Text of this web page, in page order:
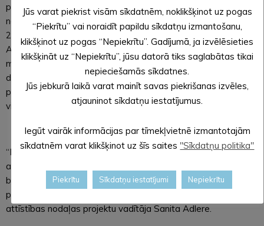
pašvaldība ir organizējusi telpu nomas izsoles un ir
noskaidroti komersanti, kuri nomās jaunās ēkas telpas. No
2023. gada “Biznesa stacijā” darīs Alūksnes alu, gatavos
Alūksnes ezera zušu konservus, ražos keramikas un miksētu
materiālu interjera dizaina priekšmetus, sniegs grafiskā
dizaina un vizuālās reklāmas ražošanas, drukas un montāžas
pakalpojumus, ražos Click sistēmas saplākšņa stendus
vietējiem uzņēmumiem un eksportam.
“Biznesa staciju” būvē SIA “Velve-AE”, projektētājs un
autoruzraugs – SIA “ARHITEKTA L. ŠMITA DARBNĪCA”,
būvuzraugs – SIA “BBPV”. Projektu vada Alūksnes novada
pašvaldības Centrālās administrācijas Plānošanas un
attīstības nodaļas projektu vadītāja Sanita Adlere.
Jūs varat piekrist visām sīkdatnēm, noklikšķinot uz pogas
“Piekrītu” vai noraidīt papildu sīkdatņu izmantošanu,
klikšķinot uz pogas “Nepiekrītu”. Gadījumā, ja izvēlēsieties
klikšķināt uz “Nepiekrītu”, jūsu datorā tiks saglabātas tikai
nepieciešamās sīkdatnes.
Jūs jebkurā laikā varat mainīt savas piekrišanas izvēles,
atjauninot sīkdatņu iestatījumus.
Iegūt vairāk informācijas par tīmekļvietnē izmantotajām
sīkdatnēm varat klikšķinot uz šīs saites "Sīkdatņu politika"
Piekrītu Sīkdatņu iestatījumi Nepiekrītu